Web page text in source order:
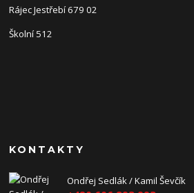
Rájec Jestřebí 679 02
Školní 512
KONTAKTY
Ondřej Sedlák / Kamil Ševčík